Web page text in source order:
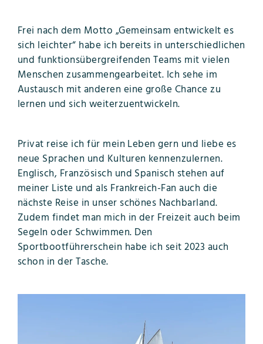
Frei nach dem Motto „Gemeinsam entwickelt es
sich leichter“ habe ich bereits in unterschiedlichen
und funktionsübergreifenden Teams mit vielen
Menschen zusammengearbeitet. Ich sehe im
Austausch mit anderen eine große Chance zu
lernen und sich weiterzuentwickeln.
Privat reise ich für mein Leben gern und liebe es
neue Sprachen und Kulturen kennenzulernen.
Englisch, Französisch und Spanisch stehen auf
meiner Liste und als Frankreich-Fan auch die
nächste Reise in unser schönes Nachbarland.
Zudem findet man mich in der Freizeit auch beim
Segeln oder Schwimmen. Den
Sportbootführerschein habe ich seit 2023 auch
schon in der Tasche.